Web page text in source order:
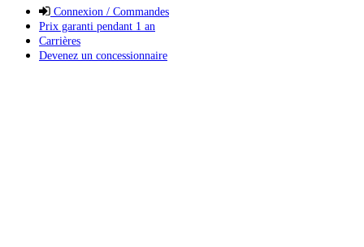
Connexion / Commandes
Prix garanti pendant 1 an
Carrières
Devenez un concessionnaire